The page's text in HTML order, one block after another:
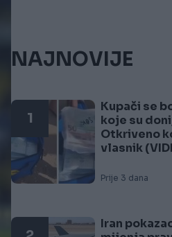
NAJNOVIJE
1
Kupači se
koje su
Otkriveno
vlasnik
Prije 3 dana
Iran